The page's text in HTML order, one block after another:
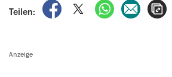
Teilen:
auf Facebook teilen
auf X teilen
per per E-
Anzeige